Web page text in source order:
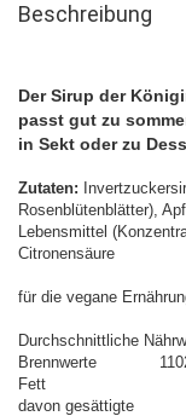
Beschreibung
Der Sirup der
passt gut zu
in Sekt oder zu
Zutaten:
Rosenblütenblätter),
Lebensmittel
Citronensäure
für die vegane
Durchschnittliche
Brennwerte 1102
Fett
davon gesättigte